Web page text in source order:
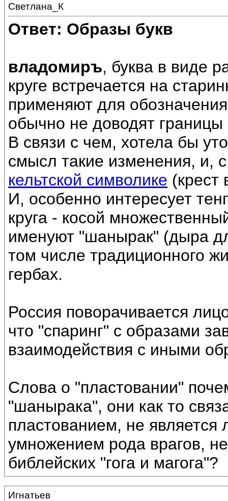
Светлана_К
Ответ: Образы букв
владомиръ, буква в виде
круге встречается на
применяют для
обычно не доводят границы
В связи с чем, хотела бы
смысл такие изменения, и,
кельтской символике (крест
И, особенно интересует
круга - косой
именуют "шанырак" (дыра
том числе традиционного
гербах.
Россия поворачивается
что "спаринг" с образами
взаимодействия с иными
Слова о "пластовании"
"шанырака", они как то
пластованием, не является
умножением рода врагов,
библейских "гога и магога"?
Игнатьев